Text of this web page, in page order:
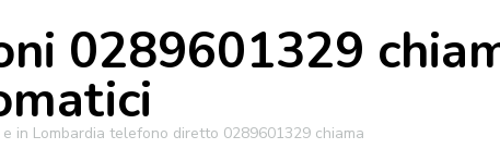
0289601329
in Lombardia telefono diretto 0289601329 chiama